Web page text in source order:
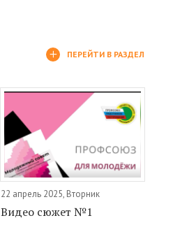
ПЕРЕЙТИ В РАЗДЕЛ
22 апрель 2025, Вторник
Видео сюжет №1